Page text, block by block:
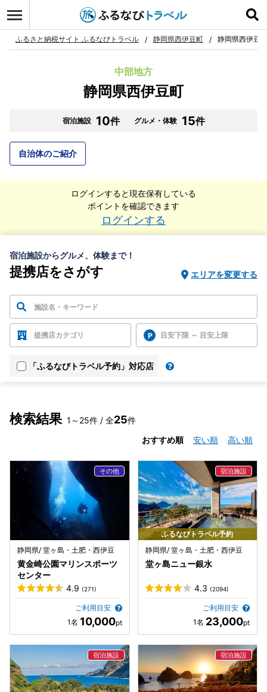
ふるさと納税サイト ふるなびトラベル 静岡県西伊豆町 静岡県西伊豆
中部地方
静岡県西伊豆町
宿泊施設 10件 グルメ・体験 15件
自治体のご紹介
ログインすると現在保有している
ポイントを確認できます
ログインする
宿泊施設からグルメ、体験まで！
提携店をさがす エリアを変更する
提携店カテゴリ 目安下限 ～ 目安上限
「ふるなびトラベル予約」対応店
検索結果 1～25件 / 全25件
おすすめ順
安い順 高い順
静岡県/ 堂ヶ島・土肥・西伊豆
黄金崎公園マリンスポーツ
センター
4.9 (271)
ご利用目安
10,000
ふるなびトラベル予約
静岡県/ 堂ヶ島・土肥・西伊豆
堂ヶ島ニュー銀水
4.3 (2094)
ご利用目安
23,000